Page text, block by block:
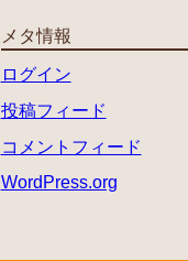
メタ情報
ログイン
投稿フィード
コメントフィード
WordPress.org